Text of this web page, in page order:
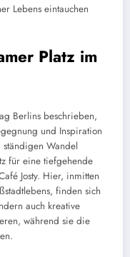
Lebens eintauchen
Platz im
Berlins beschrieben,
und Inspiration
Wandel
für eine tiefgehende
Josty. Hier, inmitten
finden sich
auch kreative
während sie die